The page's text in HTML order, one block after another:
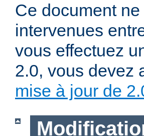
Ce document
intervenues
vous effectuez
2.0, vous devez
mise à jour de